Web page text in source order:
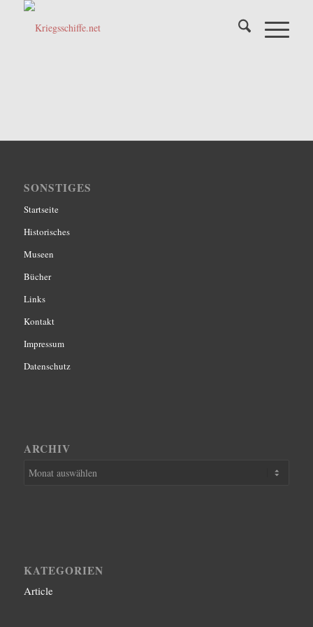
SONSTIGES
Startseite
Historisches
Museen
Bücher
Links
Kontakt
Impressum
Datenschutz
ARCHIV
KATEGORIEN
Article